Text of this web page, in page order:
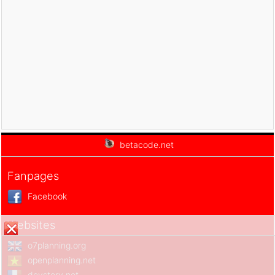
Learn by Example : ReactJS
Learn React JS from scratch: Create hands on
[2020 Edition]
Build Apps with ReactJS: The Complete Course
Master ReactJS: Learn React JS from Scratch
betacode.net
Fanpages
Facebook
Websites
o7planning.org
openplanning.net